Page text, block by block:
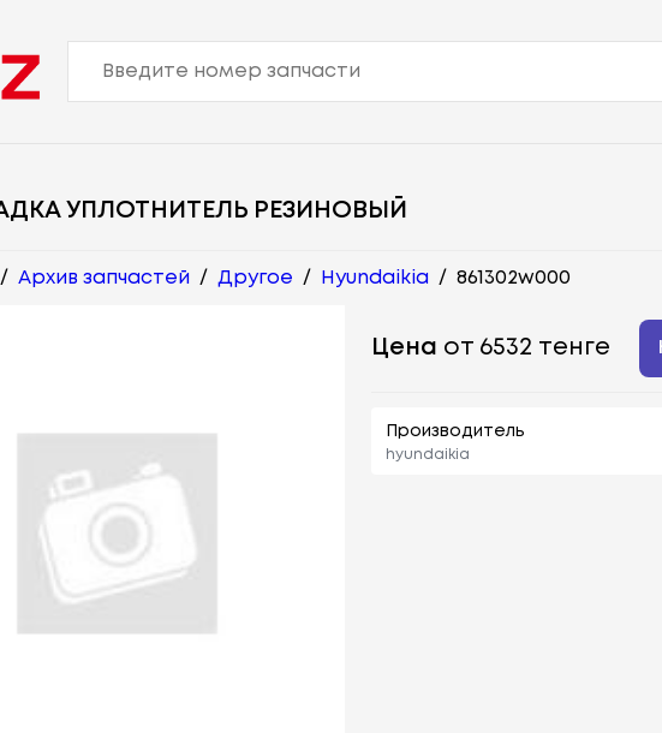
УПЛОТНИТЕЛЬ РЕЗИНОВЫЙ
/ Архив запчастей / Другое / Hyundaikia / 861302w000
Цена от 6532 тенге
Производитель
hyundaikia